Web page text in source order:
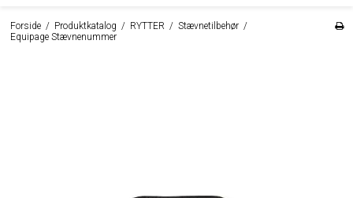
Forside / Produktkatalog / RYTTER / Stævnetilbehør /
Equipage Stævnenummer